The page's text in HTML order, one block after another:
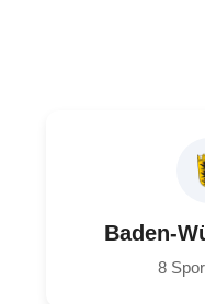
Baden-
8